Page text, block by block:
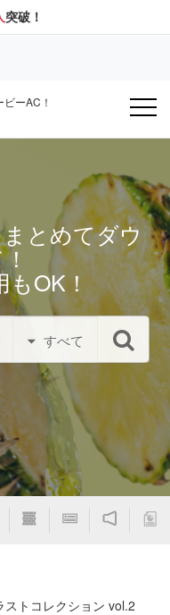
突破！
ーAC！
とめてダウ
もOK！
すべて
ストコレクション vol.2